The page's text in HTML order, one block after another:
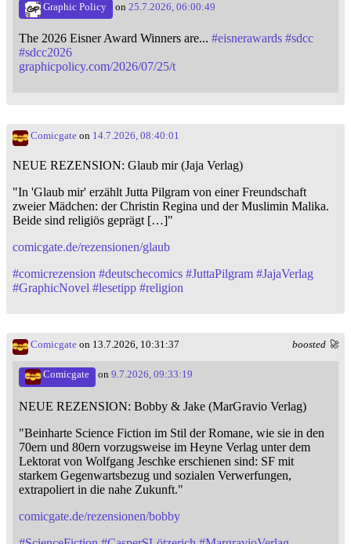
Graphic Policy on 25.7.2026, 06:00:49
The 2026 Eisner Award Winners are... #eisnerawards #sdcc
#sdcc2026
graphicpolicy.com/2026/07/25/t
Comicgate on 14.7.2026, 08:40:01
NEUE REZENSION: Glaub mir (Jaja Verlag)
"In 'Glaub mir' erzählt Jutta Pilgram von einer Freundschaft
zweier Mädchen: der Christin Regina und der Muslimin Malika.
Beide sind religiös geprägt […]"
comicgate.de/rezensionen/glaub
#comicrezension #deutschecomics #JuttaPilgram #JajaVerlag
#GraphicNovel #lesetipp #religion
boosted 🚀
Comicgate on 13.7.2026, 10:31:37
Comicgate on 9.7.2026, 09:33:19
NEUE REZENSION: Bobby & Jake (MarGravio Verlag)
"Beinharte Science Fiction im Stil der Romane, wie sie in den
70ern und 80ern vorzugsweise im Heyne Verlag unter dem
Lektorat von Wolfgang Jeschke erschienen sind: SF mit
starkem Gegenwartsbezug und sozialen Verwerfungen,
extrapoliert in die nahe Zukunft."
comicgate.de/rezensionen/bobby